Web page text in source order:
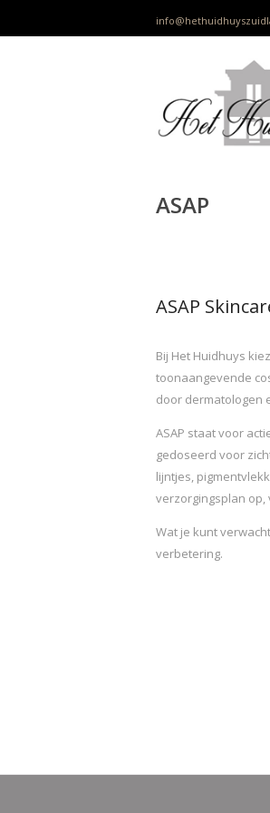
ASAP
ASAP
Bij Het Huidhuys
toonaangevende
door dermatologen
ASAP staat voor
gedoseerd voor
lijntjes,
verzorgingsplan
Wat je kunt
verbetering.